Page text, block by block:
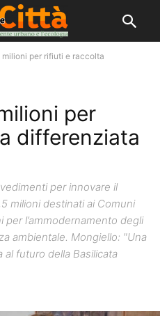
per rifiuti e raccolta
per
differenziata
per innovare il
milioni destinati ai Comuni
per l’ammodernamento degli
ambientale. Mongiello: "Una
futuro della Basilicata